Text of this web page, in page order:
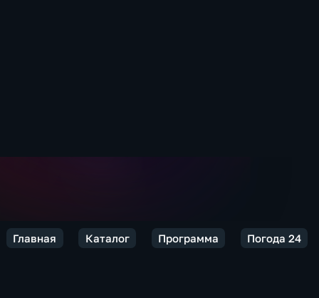
Главная Каталог Программа Погода 24